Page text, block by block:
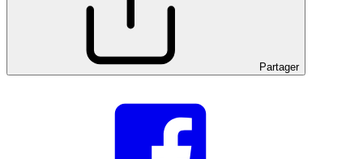
Partager